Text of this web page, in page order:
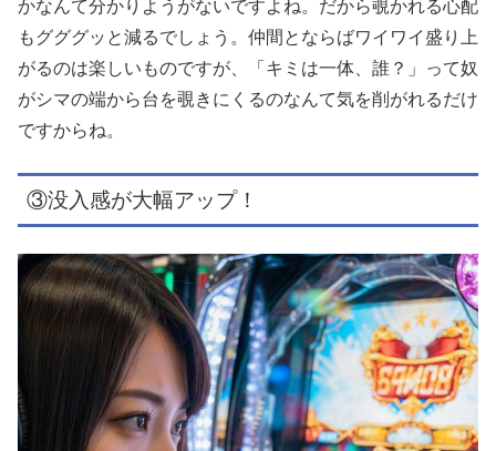
かなんて分かりようがないですよね。だから覗かれる心配
もグググッと減るでしょう。仲間とならばワイワイ盛り上
がるのは楽しいものですが、「キミは一体、誰？」って奴
がシマの端から台を覗きにくるのなんて気を削がれるだけ
ですからね。
③没入感が大幅アップ！